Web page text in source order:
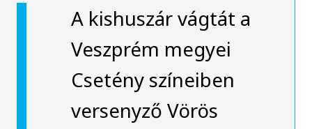
A kishuszár vágtát a
Veszprém megyei
Csetény színeiben
versenyző Vörös